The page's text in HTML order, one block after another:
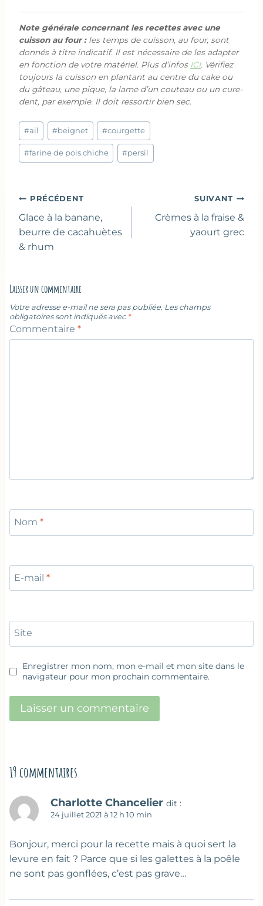
Note générale concernant les recettes avec une
cuisson au four :les temps de cuisson, au four, sont
donnés à titre indicatif. Il est nécessaire de les adapter
en fonction de votre matériel. Plus d’infos ICI. Vérifiez
toujours la cuisson en plantant au centre du cake ou
du gâteau, une pique, la lame d’un couteau ou un cure-
dent, par exemple. Il doit ressortir bien sec.
Étiquettes
de
la
#ail #beignet #courgette
#farine de pois chiche #persil
Navigation
de
l’article
PRÉCÉDENT
Glace à la banane,
beurre de cacahuètes
& rhum
SUIVANT
Crèmes à la fraise &
yaourt grec
Laisser un commentaire
Votre adresse e-mail ne sera pas publiée. Les champs
obligatoires sont indiqués avec *
Commentaire *
Nom *
E-mail *
Site
Enregistrer mon nom, mon e-mail et mon site dans le
navigateur pour mon prochain commentaire.
19 commentaires
Charlotte Chancelier dit :
24 juillet 2021 à 12 h 10 min
Bonjour, merci pour la recette mais à quoi sert la
levure en fait ? Parce que si les galettes à la poêle
ne sont pas gonflées, c’est pas grave…